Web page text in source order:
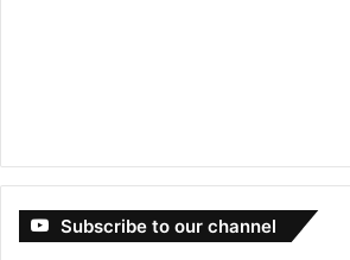
Subscribe to our channel